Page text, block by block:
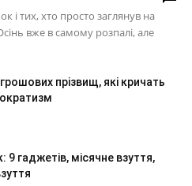
і тих, хто просто заглянув на
вже в самому розпалі, але
прізвищ, які кричать
9 гаджетів, місячне взуття,